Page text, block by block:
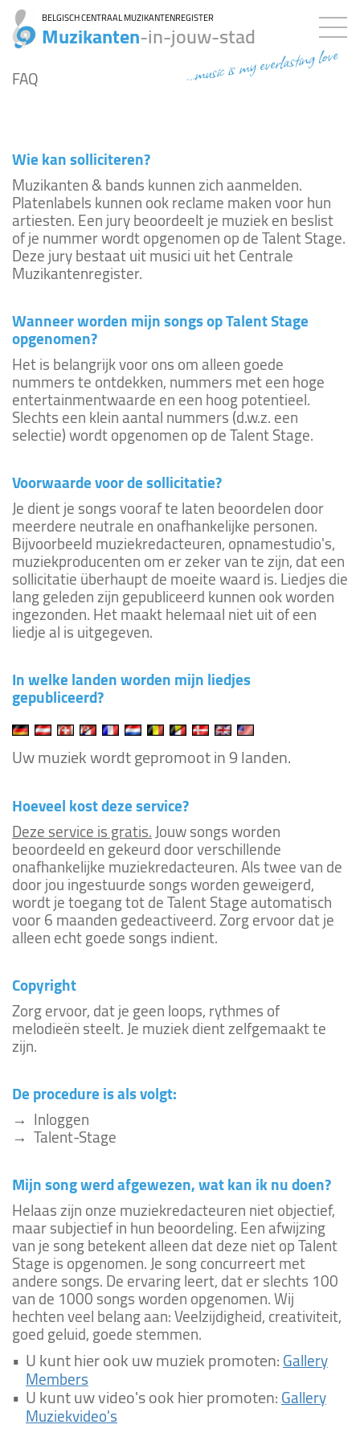
BELGISCH CENTRAAL MUZIKANTENREGISTER
Muzikanten-in-jouw-stad
...music is my everlasting love
FAQ
Wie kan solliciteren?
Muzikanten & bands kunnen zich aanmelden.
Platenlabels kunnen ook reclame maken voor hun
artiesten. Een jury beoordeelt je muziek en beslist
of je nummer wordt opgenomen op de Talent Stage.
Deze jury bestaat uit musici uit het Centrale
Muzikantenregister.
Wanneer worden mijn songs op Talent Stage
opgenomen?
Het is belangrijk voor ons om alleen goede
nummers te ontdekken, nummers met een hoge
entertainmentwaarde en een hoog potentieel.
Slechts een klein aantal nummers (d.w.z. een
selectie) wordt opgenomen op de Talent Stage.
Voorwaarde voor de sollicitatie?
Je dient je songs vooraf te laten beoordelen door
meerdere neutrale en onafhankelijke personen.
Bijvoorbeeld muziekredacteuren, opnamestudio's,
muziekproducenten om er zeker van te zijn, dat een
sollicitatie überhaupt de moeite waard is. Liedjes die
lang geleden zijn gepubliceerd kunnen ook worden
ingezonden. Het maakt helemaal niet uit of een
liedje al is uitgegeven.
In welke landen worden mijn liedjes
gepubliceerd?
Uw muziek wordt gepromoot in 9 landen.
Hoeveel kost deze service?
Deze service is gratis.Jouw songs worden
beoordeeld en gekeurd door verschillende
onafhankelijke muziekredacteuren. Als twee van de
door jou ingestuurde songs worden geweigerd,
wordt je toegang tot de Talent Stage automatisch
voor 6 maanden gedeactiveerd. Zorg ervoor dat je
alleen echt goede songs indient.
Copyright
Zorg ervoor, dat je geen loops, rythmes of
melodieën steelt. Je muziek dient zelfgemaakt te
zijn.
De procedure is als volgt:
→ Inloggen
→ Talent-Stage
Mijn song werd afgewezen, wat kan ik nu doen?
Helaas zijn onze muziekredacteuren niet objectief,
maar subjectief in hun beoordeling. Een afwijzing
van je song betekent alleen dat deze niet op Talent
Stage is opgenomen. Je song concurreert met
andere songs. De ervaring leert, dat er slechts 100
van de 1000 songs worden opgenomen. Wij
hechten veel belang aan: Veelzijdigheid, creativiteit,
goed geluid, goede stemmen.
• U kunt hier ook uw muziek promoten:Gallery
Members
• U kunt uw video's ook hier promoten:Gallery
Muziekvideo's